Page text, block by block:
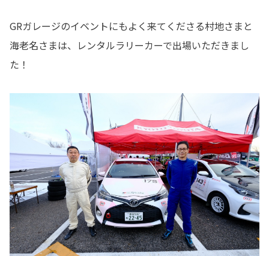
GRガレージのイベントにもよく来てくださる村地さまと
海老名さまは、レンタルラリーカーで出場いただきまし
た！